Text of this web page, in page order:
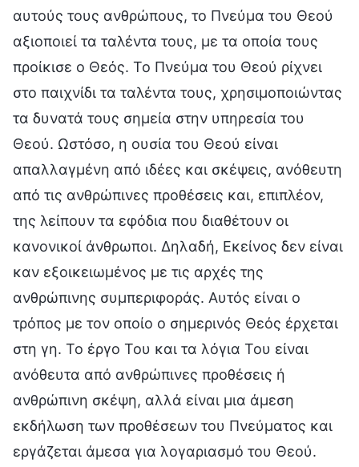
αυτούς τους ανθρώπους, το Πνεύμα του Θεού
αξιοποιεί τα ταλέντα τους, με τα οποία τους
προίκισε ο Θεός. Το Πνεύμα του Θεού ρίχνει
στο παιχνίδι τα ταλέντα τους, χρησιμοποιώντας
τα δυνατά τους σημεία στην υπηρεσία του
Θεού. Ωστόσο, η ουσία του Θεού είναι
απαλλαγμένη από ιδέες και σκέψεις, ανόθευτη
από τις ανθρώπινες προθέσεις και, επιπλέον,
της λείπουν τα εφόδια που διαθέτουν οι
κανονικοί άνθρωποι. Δηλαδή, Εκείνος δεν είναι
καν εξοικειωμένος με τις αρχές της
ανθρώπινης συμπεριφοράς. Αυτός είναι ο
τρόπος με τον οποίο ο σημερινός Θεός έρχεται
στη γη. Το έργο Του και τα λόγια Του είναι
ανόθευτα από ανθρώπινες προθέσεις ή
ανθρώπινη σκέψη, αλλά είναι μια άμεση
εκδήλωση των προθέσεων του Πνεύματος και
εργάζεται άμεσα για λογαριασμό του Θεού.